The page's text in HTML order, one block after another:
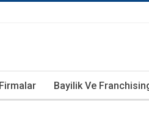
Bayilik Ve